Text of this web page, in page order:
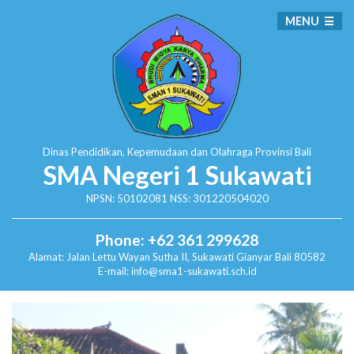
Dinas Pendidikan, Kepemudaan dan Olahraga Provinsi Bali
SMA Negeri 1 Sukawati
NPSN: 50102081 NSS: 301220504020
Phone: +62 361 299628
Alamat: Jalan Lettu Wayan Sutha II, SukawatiGianyar Bali 80582
E-mail: info@sma1-sukawati.sch.id
MENU